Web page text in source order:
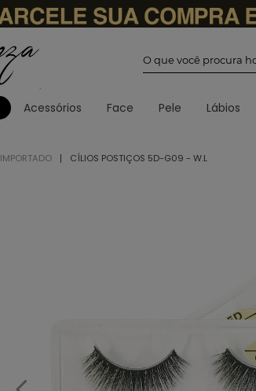
Acessórios Face Pele Lábios
IMPORTADO CÍLIOS POSTIÇOS 5D-G09 - W.L